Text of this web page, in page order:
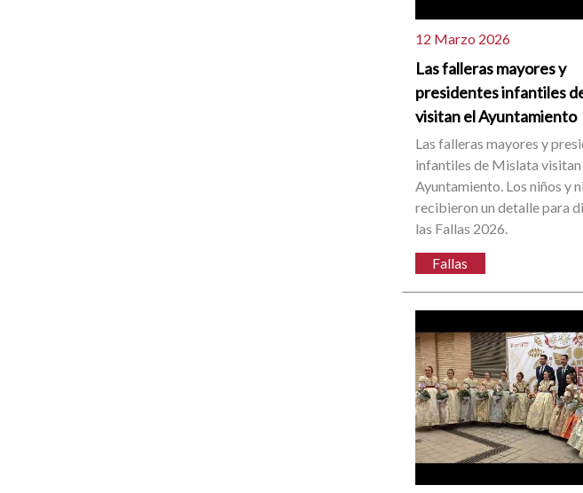
12 Marzo 2026
Las falleras mayores y
presidentes infantiles
visitan el Ayuntamiento
Las falleras mayores y
infantiles de Mislata visitan
Ayuntamiento. Los niños y
recibieron un detalle para
las Fallas 2026.
Fallas